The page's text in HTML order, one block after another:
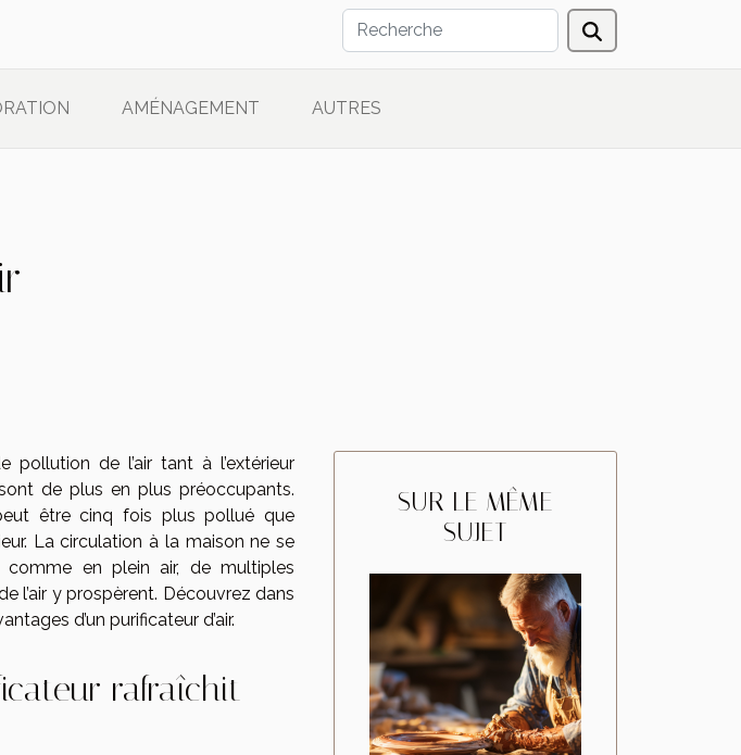
AMÉNAGEMENT AUTRES
pollution de l’air tant à l’extérieur
sont de plus en plus préoccupants.
peut être cinq fois plus pollué que
La circulation à la maison ne se
comme en plein air, de multiples
l’air y prospèrent. Découvrez dans
d’un purificateur d’air.
rafraîchit
SUR LE MÊME
SUJET